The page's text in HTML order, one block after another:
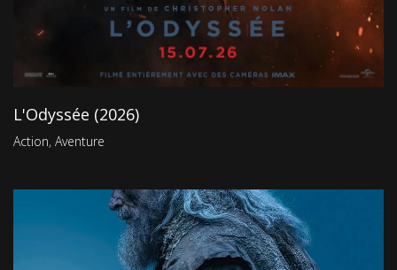
L'Odyssée (2026)
Action, Aventure